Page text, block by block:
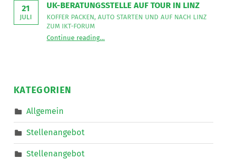
in
Straden
”
21
JULI
UK-BERATUNGSSTELLE AUF TOUR IN LINZ
KOFFER PACKEN, AUTO STARTEN UND AUF NACH LINZ
ZUM IKT-FORUM
Continue readingUK-Beratungsstelle auf Tour in Linz
Koffer
…
KATEGORIEN
Allgemein
Stellenangebot
Stellenangebot